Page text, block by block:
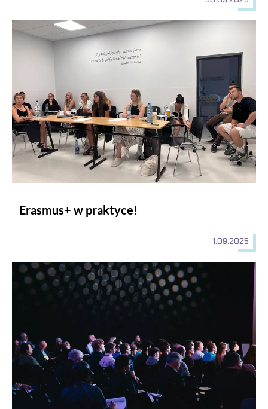
Erasmus+ w praktyce!
1.09.2025
Erasmus+ w praktyce!
KONFERENCJA NAUKOWO- SZKOLENIOWA CHOROBY